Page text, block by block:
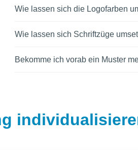
Wie lassen sich die Logofarben
Wie lassen sich Schriftzüge
Bekomme ich vorab ein Muster